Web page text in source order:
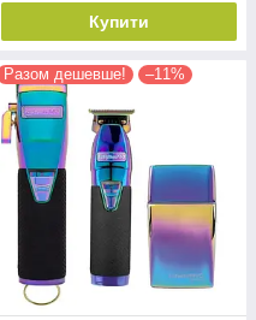
Купити
Разом дешевше! –11%